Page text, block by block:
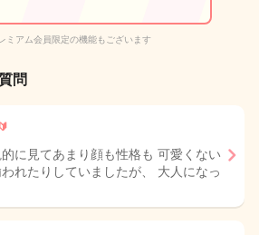
ミアム会員限定の機能もございます
問
に見てあまり顔も性格も 可愛くない
れたりしていましたが、 大人になっ